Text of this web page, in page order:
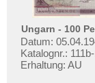
Ungarn - 100
Datum:
Katalognr.: 111b-
Erhaltung: AU